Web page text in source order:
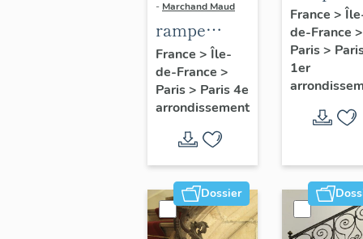
- Marchand Maud
rampe
d'appui,
escalier de
la maison à
cochère
dite hôtel
Charpentier
(non étudié)
France > Île-
de-France >
Paris> Paris 4e
arrondissement
d'appui,
escalier
la
porte
cochère
(non
France >
de-France >
Paris>
1er
Dossier